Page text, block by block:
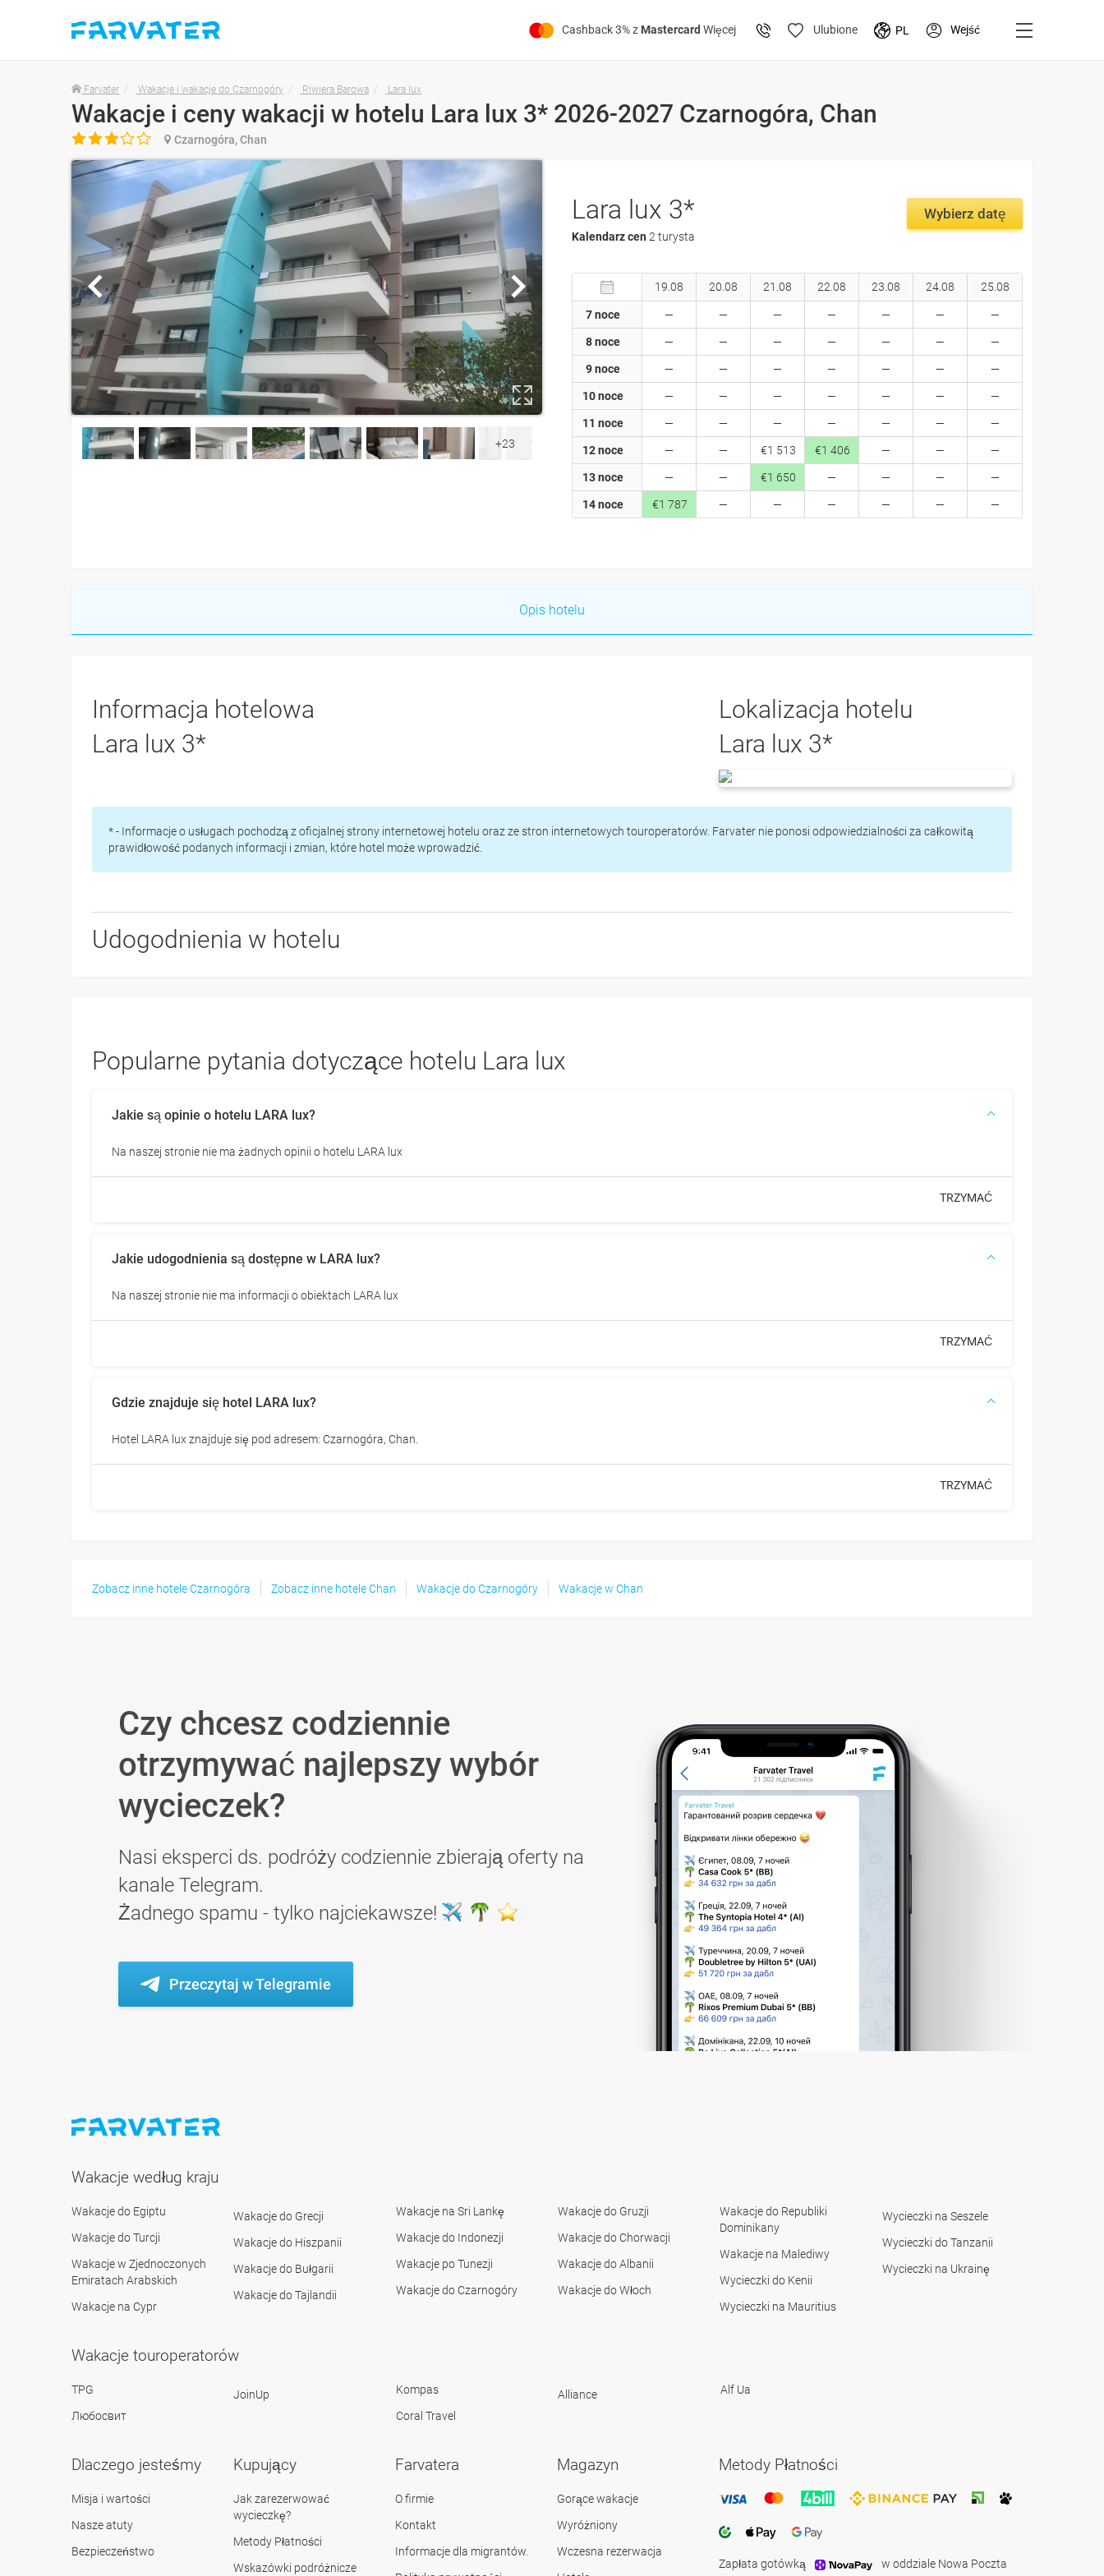
Cashback 3% z Mastercard Więcej Ulubione PL Wejść
Farvater Wakacje i wakacje do Czarnogóry Riwiera Barowa Lara lux
Wakacje i ceny wakacji w hotelu Lara lux 3* 2026-2027 Czarnogóra, Chan
 Czarnogóra, Chan
+23
Lara lux 3*
Kalendarz cen 2 turysta
Wybierz datę
7 noce
8 noce
9 noce
10 noce
11 noce
12 noce
13 noce
14 noce
19.08 20.08 21.08 22.08 23.08 24.08 25.08
€1 513 €1 406
€1 650
€1 787
Opis hotelu
Informacja hotelowa
Lara lux 3*
Lokalizacja hotelu
Lara lux 3*
* - Informacje o usługach pochodzą z oficjalnej strony internetowej hotelu oraz ze stron internetowych touroperatorów. Farvater nie ponosi odpowiedzialności za całkowitą
prawidłowość podanych informacji i zmian, które hotel może wprowadzić.
Udogodnienia w hotelu
Popularne pytania dotyczące hotelu Lara lux
Jakie są opinie o hotelu LARA lux?
Na naszej stronie nie ma żadnych opinii o hotelu LARA lux
TRZYMAĆ
Jakie udogodnienia są dostępne w LARA lux?
Na naszej stronie nie ma informacji o obiektach LARA lux
TRZYMAĆ
Gdzie znajduje się hotel LARA lux?
Hotel LARA lux znajduje się pod adresem: Czarnogóra, Chan.
TRZYMAĆ
Zobacz inne hotele Czarnogóra Zobacz inne hotele Chan Wakacje do Czarnogóry Wakacje w Chan
Czy chcesz codziennie
otrzymywać najlepszy wybór
wycieczek?
Nasi eksperci ds. podróży codziennie zbierają oferty na
kanale Telegram.
Żadnego spamu - tylko najciekawsze!
Przeczytaj w Telegramie
Wakacje według kraju
Wakacje do Egiptu
Wakacje do Turcji
Wakacje w Zjednoczonych
Emiratach Arabskich
Wakacje na Cypr
Wakacje do Grecji
Wakacje do Hiszpanii
Wakacje do Bułgarii
Wakacje do Tajlandii
Wakacje na Sri Lankę
Wakacje do Indonezji
Wakacje po Tunezji
Wakacje do Czarnogóry
Wakacje do Gruzji
Wakacje do Chorwacji
Wakacje do Albanii
Wakacje do Włoch
Wakacje do Republiki
Dominikany
Wakacje na Malediwy
Wycieczki do Kenii
Wycieczki na Mauritius
Wycieczki na Seszele
Wycieczki do Tanzanii
Wycieczki na Ukrainę
Wakacje touroperatorów
TPG
Любосвит
JoinUp
Kompas
Coral Travel
Alliance Alf Ua
Dlaczego jesteśmy
Misja i wartości
Nasze atuty
Bezpieczeństwo
Kupujący
Jak zarezerwować
wycieczkę?
Metody Płatności
Wskazówki podróżnicze
Farvatera
O firmie
Kontakt
Informacje dla migrantów.
Magazyn
Gorące wakacje
Wyróżniony
Wczesna rezerwacja
Metody Płatności
Zapłata gotówką w oddziale Nowa Poczta